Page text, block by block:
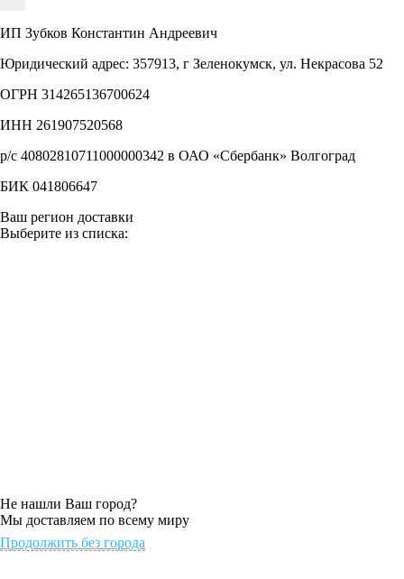
ИП Зубков Константин Андреевич
Юридический адрес: 357913, г Зеленокумск, ул. Некрасова 52
ОГРН 314265136700624
ИНН 261907520568
р/с 40802810711000000342 в ОАО «Сбербанк» Волгоград
БИК 041806647
Ваш регион доставки
Выберите из списка:
Не нашли Ваш город?
Мы доставляем по всему миру
Продолжить без города